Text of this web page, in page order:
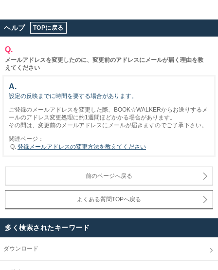
ヘルプ TOPに戻る
Q.
メールアドレスを変更したのに、変更前のアドレスにメールが届く理由を教
えてください
A.
設定の反映までに時間を要する場合があります。
ご登録のメールアドレスを変更した際、BOOK☆WALKERからお送りするメ
ールのアドレス変更処理に約1週間ほどかかる場合があります。
その間は、変更前のメールアドレスにメールが届きますのでご了承下さい。
関連ページ：
登録メールアドレスの変更方法を教えてください
前のページへ戻る
よくある質問TOPへ戻る
多く検索されたキーワード
ダウンロード